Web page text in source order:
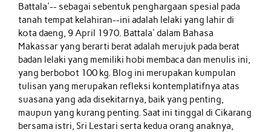
Battala'-- sebagai sebentuk penghargaan spesial pada
tanah tempat kelahiran--ini adalah lelaki yang lahir di
kota daeng, 9 April 1970. Battala' dalam Bahasa
Makassar yang berarti berat adalah merujuk pada berat
badan lelaki yang memiliki hobi membaca dan menulis ini,
yang berbobot 100 kg. Blog ini merupakan kumpulan
tulisan yang merupakan refleksi kontemplatifnya atas
suasana yang ada disekitarnya, baik yang penting,
maupun yang kurang penting. Saat ini tinggal di Cikarang
bersama istri, Sri Lestari serta kedua orang anaknya,